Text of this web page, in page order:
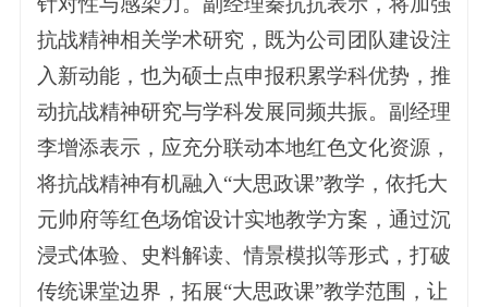
抗战精神相关学术研究，既为公司团队建设注
入新动能，也为硕士点申报积累学科优势，推
动抗战精神研究与学科发展同频共振。副经理
李增添表示，应充分联动本地红色文化资源，
将抗战精神有机融入“大思政课”教学，依托大
元帅府等红色场馆设计实地教学方案，通过沉
浸式体验、史料解读、情景模拟等形式，打破
传统课堂边界，拓展“大思政课”教学范围，让